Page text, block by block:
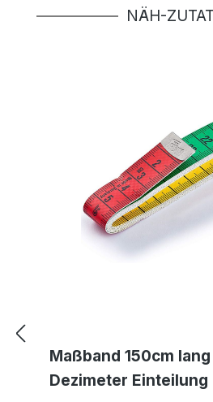
Produktgalerie überspringen
NÄH-
Maßband 150cm
Dezimeter Einteilung